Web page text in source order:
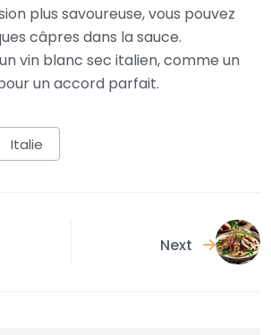
plus savoureuse, vous pouvez
câpres dans la sauce.
vin blanc sec italien, comme un
un accord parfait.
Italie
Next